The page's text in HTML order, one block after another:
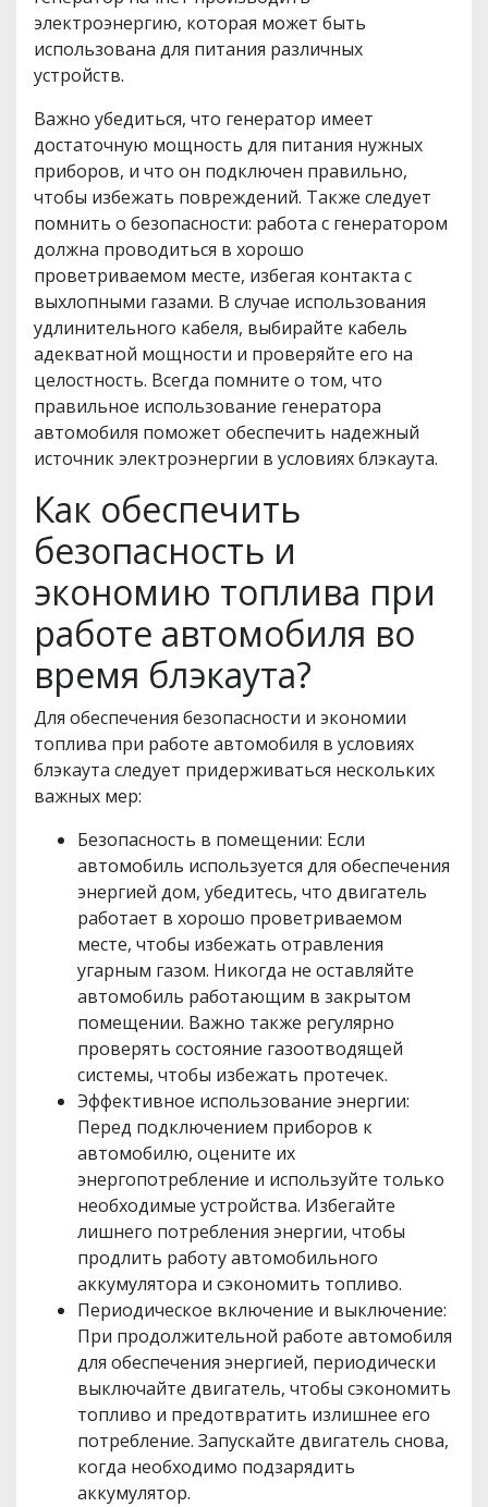
электроэнергию, которая может быть
использована для питания различных
устройств.
Важно убедиться, что генератор имеет
достаточную мощность для питания нужных
приборов, и что он подключен правильно,
чтобы избежать повреждений. Также следует
помнить о безопасности: работа с генератором
должна проводиться в хорошо
проветриваемом месте, избегая контакта с
выхлопными газами. В случае использования
удлинительного кабеля, выбирайте кабель
адекватной мощности и проверяйте его на
целостность. Всегда помните о том, что
правильное использование генератора
автомобиля поможет обеспечить надежный
источник электроэнергии в условиях блэкаута.
Как обеспечить
безопасность и
экономию топлива при
работе автомобиля во
время блэкаута?
Для обеспечения безопасности и экономии
топлива при работе автомобиля в условиях
блэкаута следует придерживаться нескольких
важных мер:
Безопасность в помещении: Если
автомобиль используется для обеспечения
энергией дом, убедитесь, что двигатель
работает в хорошо проветриваемом
месте, чтобы избежать отравления
угарным газом. Никогда не оставляйте
автомобиль работающим в закрытом
помещении. Важно также регулярно
проверять состояние газоотводящей
системы, чтобы избежать протечек.
Эффективное использование энергии:
Перед подключением приборов к
автомобилю, оцените их
энергопотребление и используйте только
необходимые устройства. Избегайте
лишнего потребления энергии, чтобы
продлить работу автомобильного
аккумулятора и сэкономить топливо.
Периодическое включение и выключение:
При продолжительной работе автомобиля
для обеспечения энергией, периодически
выключайте двигатель, чтобы сэкономить
топливо и предотвратить излишнее его
потребление. Запускайте двигатель снова,
когда необходимо подзарядить
аккумулятор.